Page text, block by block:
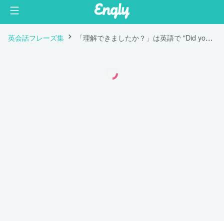
英会話フレーズ集 「理解できましたか？」は英語で "Did you understand?"